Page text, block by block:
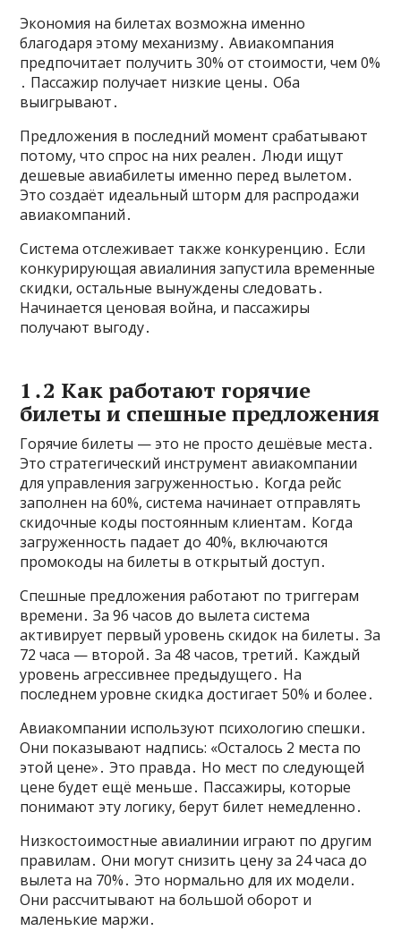
Экономия на билетах возможна именно
благодаря этому механизму․ Авиакомпания
предпочитает получить 30% от стоимости, чем 0%
․ Пассажир получает низкие цены․ Оба
выигрывают․
Предложения в последний момент срабатывают
потому, что спрос на них реален․ Люди ищут
дешевые авиабилеты именно перед вылетом․
Это создаёт идеальный шторм для распродажи
авиакомпаний․
Система отслеживает также конкуренцию․ Если
конкурирующая авиалиния запустила временные
скидки, остальные вынуждены следовать․
Начинается ценовая война, и пассажиры
получают выгоду․
1․2 Как работают горячие
билеты и спешные предложения
Горячие билеты — это не просто дешёвые места․
Это стратегический инструмент авиакомпании
для управления загруженностью․ Когда рейс
заполнен на 60%, система начинает отправлять
скидочные коды постоянным клиентам․ Когда
загруженность падает до 40%, включаются
промокоды на билеты в открытый доступ․
Спешные предложения работают по триггерам
времени․ За 96 часов до вылета система
активирует первый уровень скидок на билеты․ За
72 часа — второй․ За 48 часов, третий․ Каждый
уровень агрессивнее предыдущего․ На
последнем уровне скидка достигает 50% и более․
Авиакомпании используют психологию спешки․
Они показывают надпись: «Осталось 2 места по
этой цене»․ Это правда․ Но мест по следующей
цене будет ещё меньше․ Пассажиры, которые
понимают эту логику, берут билет немедленно․
Низкостоимостные авиалинии играют по другим
правилам․ Они могут снизить цену за 24 часа до
вылета на 70%․ Это нормально для их модели․
Они рассчитывают на большой оборот и
маленькие маржи․